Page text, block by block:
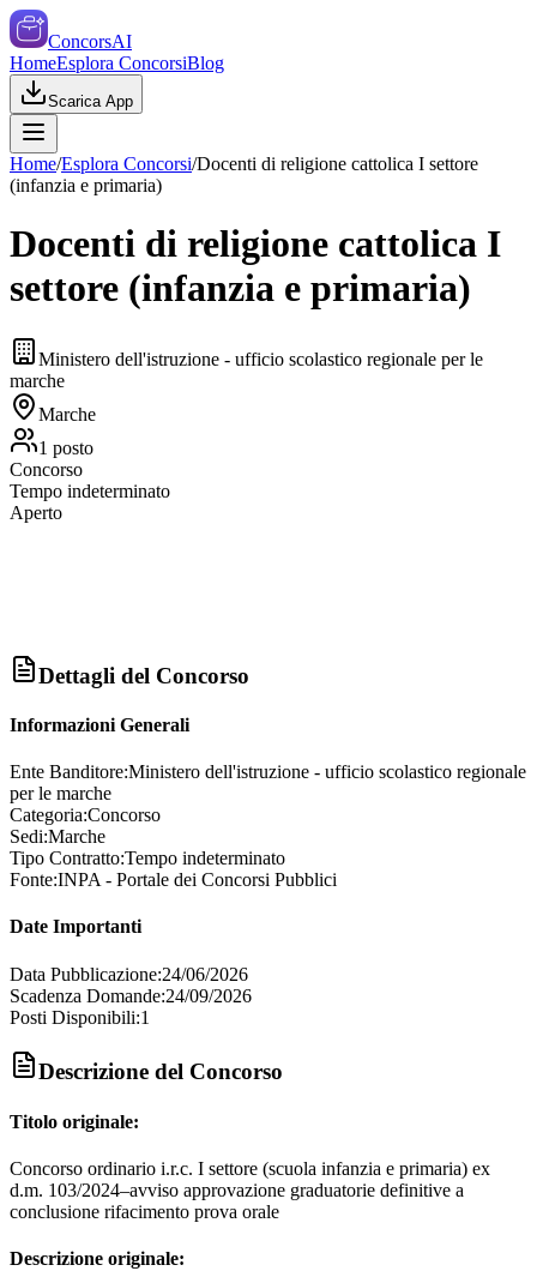
ConcorsAI
HomeEsplora ConcorsiBlog
Scarica App
Home/Esplora Concorsi/Docenti di religione cattolica I settore
(infanzia e primaria)
Docenti di religione cattolica I
settore (infanzia e primaria)
Ministero dell'istruzione - ufficio scolastico regionale per le
marche
Marche
1 posto
Concorso
Tempo indeterminato
Aperto
Dettagli del Concorso
Informazioni Generali
Ente Banditore:Ministero dell'istruzione - ufficio scolastico regionale
per le marche
Categoria:Concorso
Sedi:Marche
Tipo Contratto:Tempo indeterminato
Fonte:INPA - Portale dei Concorsi Pubblici
Date Importanti
Data Pubblicazione:24/06/2026
Scadenza Domande:24/09/2026
Posti Disponibili:1
Descrizione del Concorso
Titolo originale:
Concorso ordinario i.r.c. I settore (scuola infanzia e primaria) ex
d.m. 103/2024–avviso approvazione graduatorie definitive a
conclusione rifacimento prova orale
Descrizione originale: